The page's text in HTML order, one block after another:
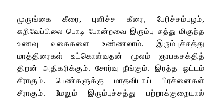
முருங்கை கீரை, புளிச்ச கீரை, பேரிச்சம்பழம்,
கறிவேப்பிலை பொடி போன்றவை இரும்பு சத்து மிகுந்த
உணவு வகைகளை உண்ணலாம். இரும்புச்சத்து
மாத்திரைகள் உட்கொள்வதன் மூலம் ஞாபகசக்தித்
திறன் அதிகரிக்கும். சோர்வு நீங்கும். இரத்த ஓட்டம்
சீராகும். பெண்களுக்கு மாதவிடாய் பிரச்னைகள்
சீராகும். மேலும் இரும்புச்சத்து பற்றாக்குறையால்